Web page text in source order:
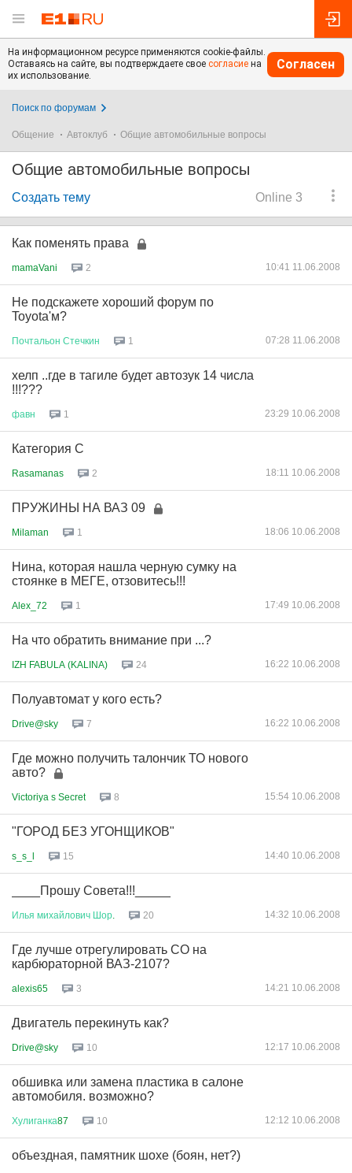
На информационном ресурсе применяются cookie-файлы.
Оставаясь на сайте, вы подтверждаете свое согласие на
их использование.
Согласен
Поиск по форумам
Общение Автоклуб Общие автомобильные вопросы
Общие автомобильные вопросы
Online 3
Создать тему
Как поменять права
mamaVani 2 10:41 11.06.2008
Не подскажете хороший форум по
Toyota'м?
Почтальон Стечкин 1 07:28 11.06.2008
хелп ..где в тагиле будет автозук 14 числа
!!!???
фавн 1 23:29 10.06.2008
Категория С
Rasamanas 2 18:11 10.06.2008
ПРУЖИНЫ НА ВАЗ 09
Milaman 1 18:06 10.06.2008
Нина, которая нашла черную сумку на
стоянке в МЕГЕ, отзовитесь!!!
Alex_72 1 17:49 10.06.2008
На что обратить внимание при ...?
IZH FABULA (KALINA) 24 16:22 10.06.2008
Полуавтомат у кого есть?
Drive@sky 7 16:22 10.06.2008
Где можно получить талончик ТО нового
авто?
Victoriya s Secret 8 15:54 10.06.2008
"ГОРОД БЕЗ УГОНЩИКОВ"
s_s_l 15 14:40 10.06.2008
____Прошу Совета!!!_____
Илья михайлович Шор 20 14:32 10.06.2008
Где лучше отрегулировать CO на
карбюраторной ВАЗ-2107?
alexis65 3 14:21 10.06.2008
Двигатель перекинуть как?
Drive@sky 10 12:17 10.06.2008
обшивка или замена пластика в салоне
автомобиля. возможно?
Хулиганка87 10 12:12 10.06.2008
объездная, памятник шохе (боян, нет?)